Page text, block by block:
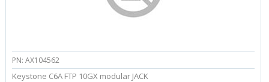
PN: AX104562
Keystone C6A FTP 10GX modular JACK